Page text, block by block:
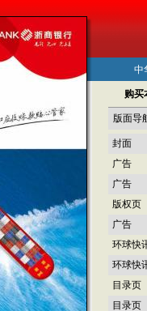
购买
版面导
封面
广告
广告
版权页
广告
环球快
环球快
目录页
目录页